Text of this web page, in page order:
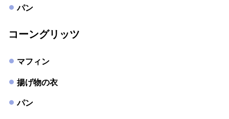
パン
コーングリッツ
マフィン
揚げ物の衣
パン